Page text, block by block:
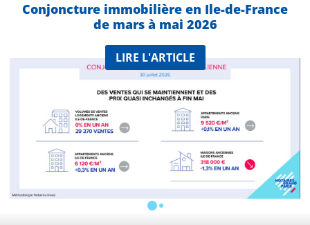
Conjoncture immobilière en Ile-de-France
de mars à mai 2026
LIRE L'ARTICLE